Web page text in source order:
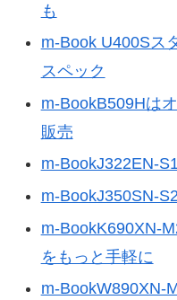
も
m-Book U400Sス
スペック
m-BookB509Hは
販売
m-BookJ322EN-
m-BookJ350SN-
m-BookK690XN-
をもっと手軽に
m-BookW890XN-